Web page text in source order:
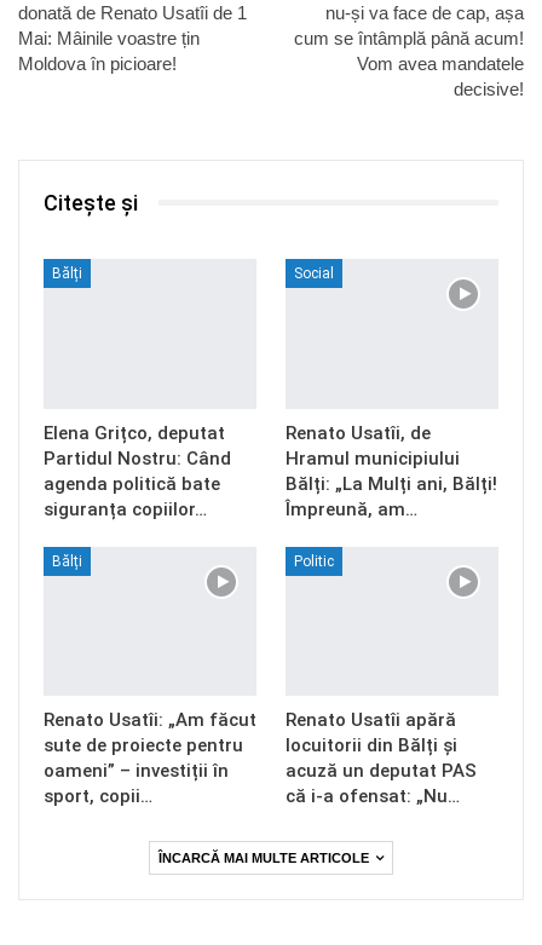
donată de Renato Usatîi de 1
Mai: Mâinile voastre țin
Moldova în picioare!
nu-și va face de cap, așa
cum se întâmplă până acum!
Vom avea mandatele
decisive!
Citește și
Bălți
Elena Grițco, deputat
Partidul Nostru: Când
agenda politică bate
siguranța copiilor…
Social
Renato Usatîi, de
Hramul municipiului
Bălți: „La Mulți ani, Bălți!
Împreună, am…
Bălți
Renato Usatîi: „Am făcut
sute de proiecte pentru
oameni” – investiții în
sport, copii…
Politic
Renato Usatîi apără
locuitorii din Bălți și
acuză un deputat PAS
că i-a ofensat: „Nu…
ÎNCARCĂ MAI MULTE ARTICOLE